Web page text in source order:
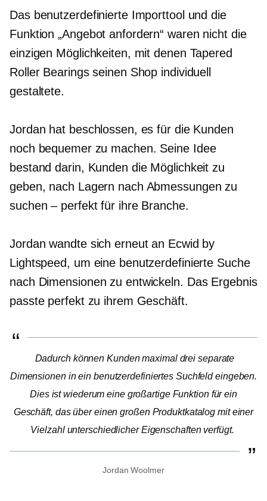
Das benutzerdefinierte Importtool und die
Funktion „Angebot anfordern“ waren nicht die
einzigen Möglichkeiten, mit denen Tapered
Roller Bearings seinen Shop individuell
gestaltete.
Jordan hat beschlossen, es für die Kunden
noch bequemer zu machen. Seine Idee
bestand darin, Kunden die Möglichkeit zu
geben, nach Lagern nach Abmessungen zu
suchen – perfekt für ihre Branche.
Jordan wandte sich erneut an Ecwid by
Lightspeed, um eine benutzerdefinierte Suche
nach Dimensionen zu entwickeln. Das Ergebnis
passte perfekt zu ihrem Geschäft.
Dadurch können Kunden maximal drei separate
Dimensionen in ein benutzerdefiniertes Suchfeld eingeben.
Dies ist wiederum eine großartige Funktion für ein
Geschäft, das über einen großen Produktkatalog mit einer
Vielzahl unterschiedlicher Eigenschaften verfügt.
Jordan Woolmer